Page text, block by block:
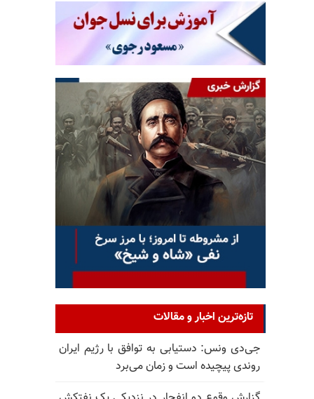
تازه‌ترین اخبار و مقالات
جی‌دی ونس: دستیابی به توافق با رژیم ایران
روندی پیچیده است و زمان می‌برد